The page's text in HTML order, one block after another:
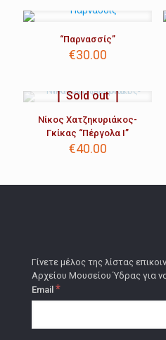
“Παρνασσίς”
€30.00
Sold out
Νίκος Χατζηκυριάκος-
Γκίκας “Πέργολα Ι”
€40.00
Γίνετε μέλος της λίστας
Αρχείου Μουσείου Ύδρας για
Email *